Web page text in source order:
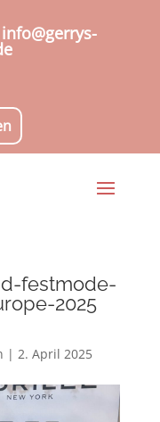
info@gerrys-
festmode-
2025
| 2. April 2025